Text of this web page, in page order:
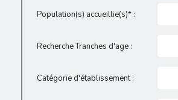
Population(s) accueillie(s)* :
Recherche Tranches d'age :
Catégorie d'établissement :